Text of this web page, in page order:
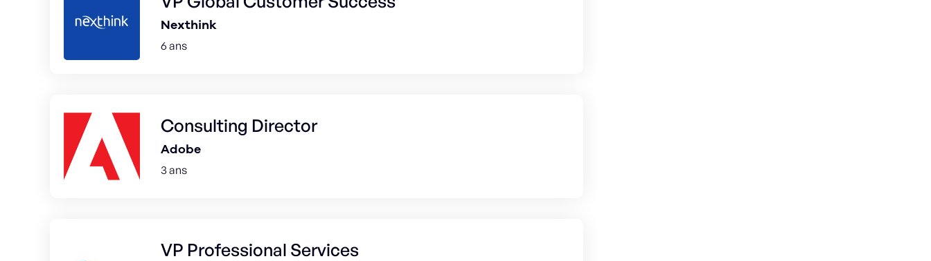
Nexthink
6 ans
Consulting Director
Adobe
3 ans
VP Professional Services